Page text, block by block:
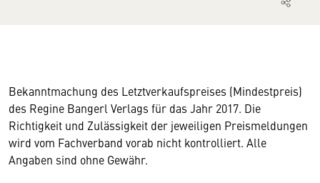
Bekanntmachung des Letztverkaufspreises (Mindestpreis)
des Regine Bangerl Verlags für das Jahr 2017. Die
Richtigkeit und Zulässigkeit der jeweiligen Preismeldungen
wird vom Fachverband vorab nicht kontrolliert. Alle
Angaben sind ohne Gewähr.